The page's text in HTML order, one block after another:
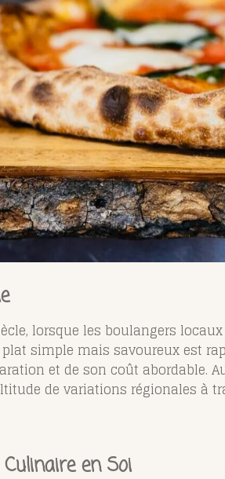
lorsque les boulangers
simple mais savoureux est
et de son coût abordable.
de variations régionales à
en Soi